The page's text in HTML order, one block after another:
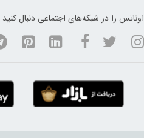
اوناتس را در شبکه‌های اجتماعی دنبال کنید: